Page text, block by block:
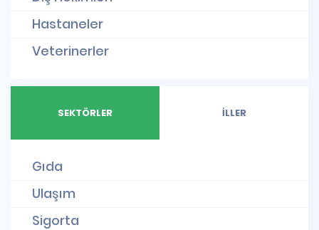
Hastaneler
Veterinerler
SEKTÖRLER İLLER
Gıda
Ulaşım
Sigorta